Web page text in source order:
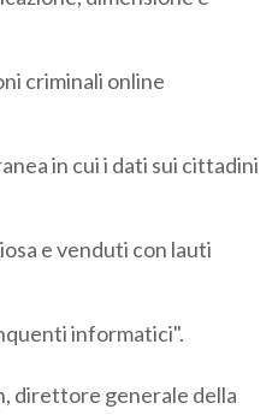
criminali online
in cui i dati sui cittadini
e venduti con lauti
informatici".
direttore generale della